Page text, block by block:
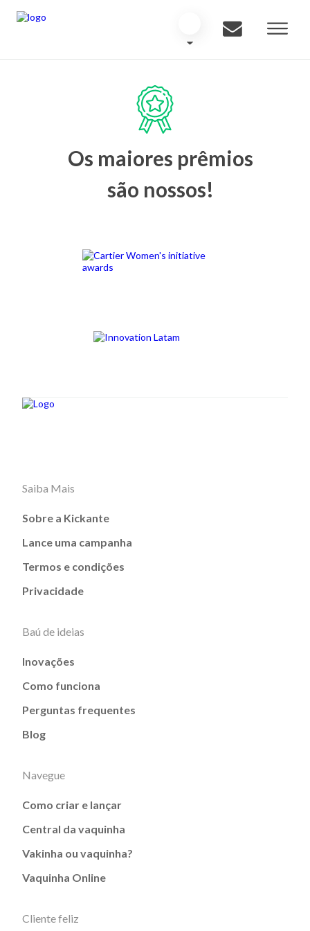
Os maiores prêmios
são nossos!
Saiba Mais
Sobre a Kickante
Lance uma campanha
Termos e condições
Privacidade
Baú de ideias
Inovações
Como funciona
Perguntas frequentes
Blog
Navegue
Como criar e lançar
Central da vaquinha
Vakinha ou vaquinha?
Vaquinha Online
Cliente feliz